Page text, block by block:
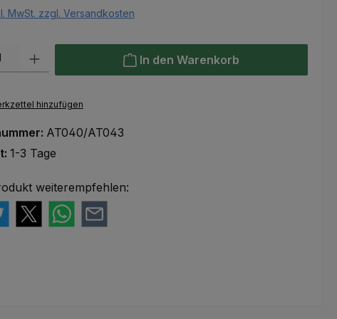
MwSt. zzgl. Versandkosten
Gib den gewünschten Wert ein oder benutze die Schaltflächen
In den Warenkorb
hinzufügen
AT040/AT043
1-3 Tage
weiterempfehlen: